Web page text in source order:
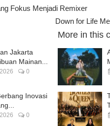
Fokus Menjadi Remixer
Down for Life
Jakarta
Mainan...
0
Inovasi
0
More in this